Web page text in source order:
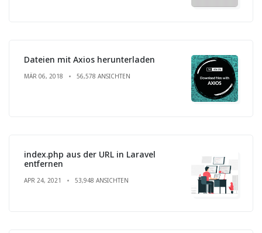
Dateien mit Axios herunterladen
MÄR 06, 2018 56,578 ANSICHTEN
index.php aus der URL in Laravel
entfernen
APR 24, 2021 53,948 ANSICHTEN